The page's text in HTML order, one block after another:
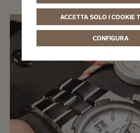
ACCETTA SOLO I COOKIE
CONFIGURA